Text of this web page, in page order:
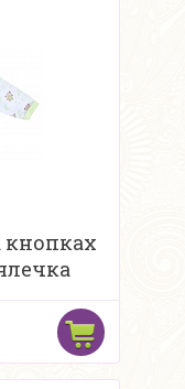
кнопках